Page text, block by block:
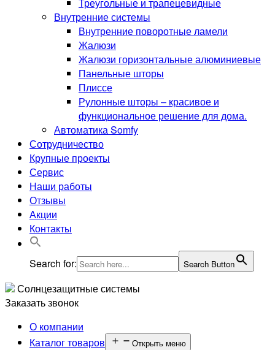
Внутренние системы
Внутренние поворотные ламели
Жалюзи
Жалюзи горизонтальные алюминиевые
Панельные шторы
Плиссе
Рулонные шторы – красивое и
функциональное решение для дома.
Автоматика Somfy
Сотрудничество
Крупные проекты
Сервис
Наши работы
Отзывы
Акции
Контакты
Search for: Search Button
Солнцезащитные системы
Заказать звонок
О компании
Каталог товаров
Открыть меню